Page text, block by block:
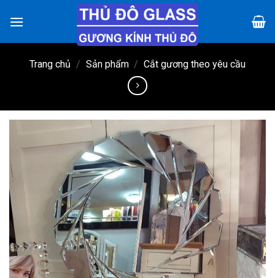
đến
Trang chủ / Sản phẩm / Cắt gương theo yêu cầu